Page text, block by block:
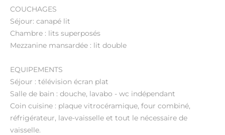
COUCHAGES
Séjour: canapé lit
Chambre : lits superposés
Mezzanine mansardée : lit double
EQUIPEMENTS
Séjour : télévision écran plat
Salle de bain : douche, lavabo - wc indépendant
Coin cuisine : plaque vitrocéramique, four combiné,
réfrigérateur, lave-vaisselle et tout le nécessaire de
vaisselle.